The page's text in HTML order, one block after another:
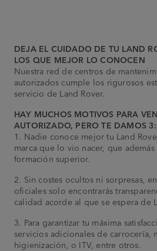
DEJA EL CUIDADO DE TU LAND
LOS QUE MEJOR LO CONOCEN
Nuestra red de centros de
autorizados cumple los rigurosos
servicio de Land Rover.
HAY MUCHOS MOTIVOS PARA
AUTORIZADO, PERO TE DAMOS 3:
1. Nadie conoce mejor tu Land
marca que lo vio nacer, que
formación superior.
2. Sin costes ocultos ni sorpresas,
oficiales solo encontrarás
calidad acorde al que se espera de
3. Para garantizar tu máxima
servicios adicionales de carrocería,
higienización, o ITV, entre otros.